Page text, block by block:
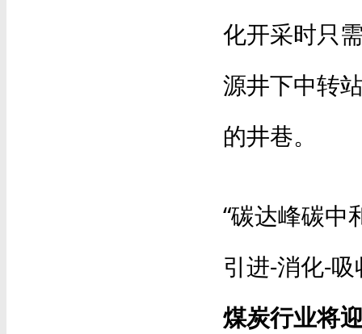
化开采时只
源井下中转
的井巷。
“碳达峰碳中
引进-消化-
煤炭行业将